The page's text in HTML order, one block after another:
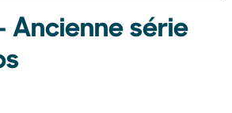
Ancienne série